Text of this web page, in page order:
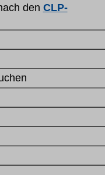
den CLP-